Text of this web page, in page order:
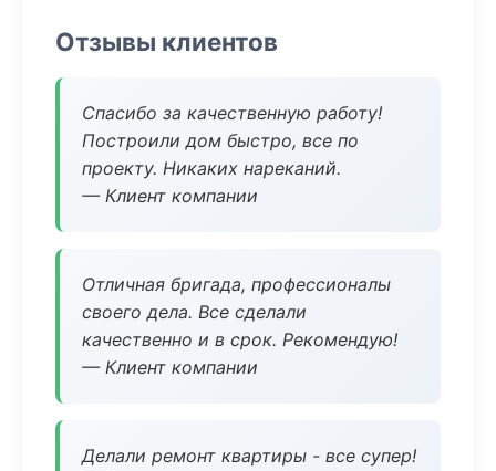
Отзывы клиентов
Спасибо за качественную работу!
Построили дом быстро, все по
проекту. Никаких нареканий.
— Клиент компании
Отличная бригада, профессионалы
своего дела. Все сделали
качественно и в срок. Рекомендую!
— Клиент компании
Делали ремонт квартиры - все супер!